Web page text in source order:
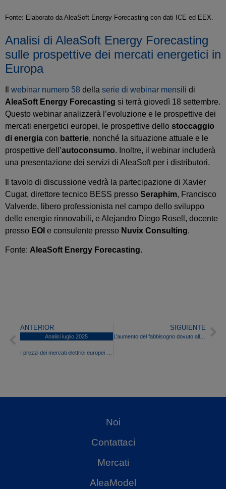
Fonte: Elaborato da AleaSoft Energy Forecasting con dati ICE ed EEX.
Analisi di AleaSoft Energy Forecasting
sulle prospettive dei mercati energetici in
Europa
webinar numero 58 della serie di webinar mensili di
AleaSoft Energy Forecasting si terrà giovedì 18 settembre.
Questo webinar analizzerà l’evoluzione e le prospettive dei
mercati energetici europei, le prospettive dello stoccaggio
di energia con batterie, nonché la situazione attuale e le
prospettive dell’autoconsumo. Inoltre, il webinar includerà
una presentazione dei servizi di AleaSoft per i distributori.
Il tavolo di discussione vedrà la partecipazione di Xavier
Cugat, direttore tecnico BESS presso Seraphim, Francisco
Valverde, libero professionista nel campo dello sviluppo
delle energie rinnovabili, e Alejandro Diego Rosell, docente
presso EOI e consulente presso Nuvix Consulting.
Fonte: AleaSoft Energy Forecasting.
ANTERIOR
Analisi luglio 2025
I prezzi dei mercati elettrici europei raggiungono a luglio il livello più alto da aprile, tranne che nella penisola iberica
SIGUIENTE
L’aumento del fabbisogno dovuto all’ondata di caldo fa salire i prezzi sui mercati elettrici europei nella seconda settimana di agosto
Noi
Contattaci
Mercati
AleaModel